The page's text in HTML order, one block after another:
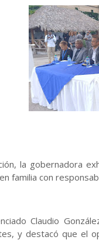
la gobernadora
familia con
Claudio
y destacó que el